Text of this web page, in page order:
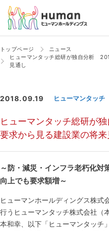
トップページ
ニュース
ヒューマンタッチ総研が独自分析
見通し
2018.09.19 ヒューマンタッチ
ヒューマンタッチ総研が
要求から見る建設業の将来
～防・減災・インフラ老朽化
向上でも要求額増～
ヒューマンホールディングス株式
行うヒューマンタッチ株式会社（
本和幸、以下「ヒューマンタッチ